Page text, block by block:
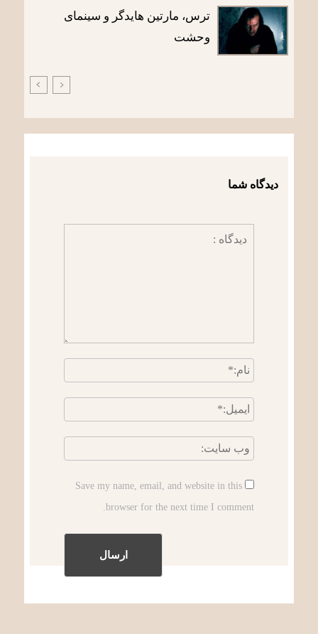
ترس، مارتین هایدگر و سینمای
وحشت
دیدگاه شما
Save my name, email, and website in this
browser for the next time I comment.